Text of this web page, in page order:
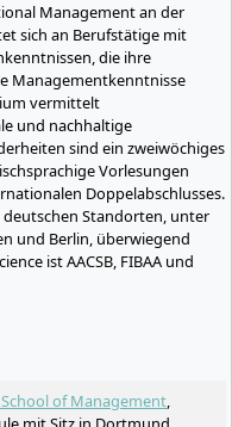
Management an der
sich an Berufstätige mit
die ihre
Managementkenntnisse
vermittelt
und nachhaltige
sind ein zweiwöchiges
Vorlesungen
Doppelabschlusses.
Standorten, unter
und Berlin, überwiegend
ist AACSB, FIBAA und
of Management,